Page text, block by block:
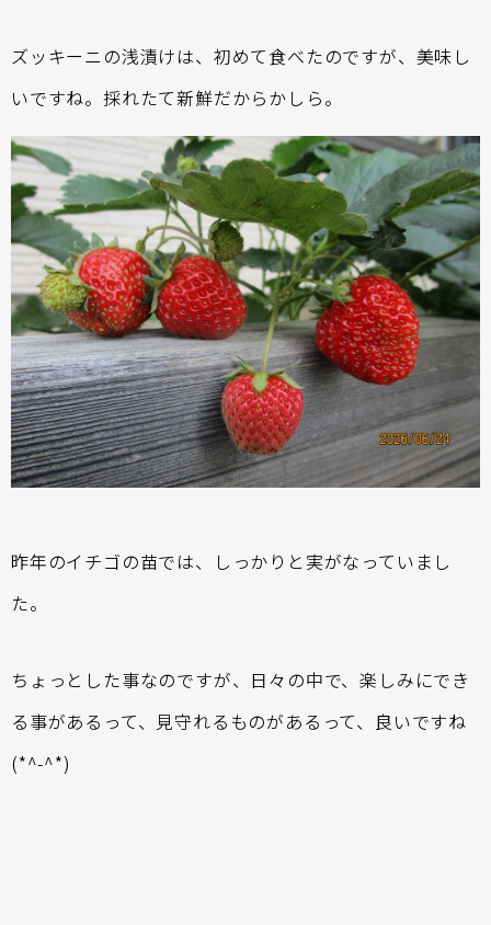
ズッキーニの浅漬けは、初めて食べたのですが、美味し
いですね。採れたて新鮮だからかしら。
昨年のイチゴの苗では、しっかりと実がなっていまし
た。
ちょっとした事なのですが、日々の中で、楽しみにでき
る事があるって、見守れるものがあるって、良いですね
(*^-^*)